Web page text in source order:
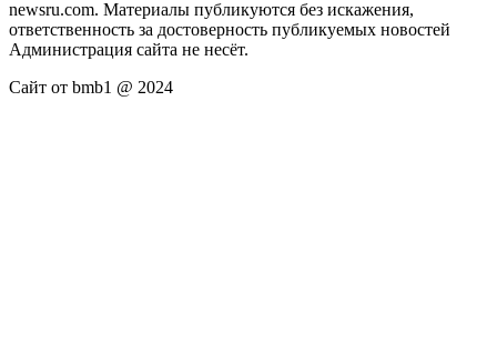
newsru.com. Материалы публикуются без искажения,
ответственность за достоверность публикуемых новостей
Администрация сайта не несёт.
Сайт от bmb1 @ 2024